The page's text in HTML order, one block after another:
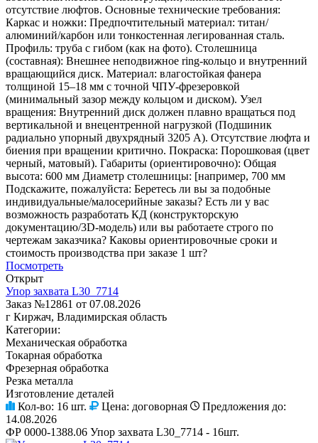
отсутствие люфтов. Основные технические требования:
Каркас и ножки: Предпочтительный материал: титан/
алюминий/карбон или тонкостенная легированная сталь.
Профиль: труба с гибом (как на фото). Столешница
(составная): Внешнее неподвижное ring-кольцо и внутренний
вращающийся диск. Материал: влагостойкая фанера
толщиной 15–18 мм с точной ЧПУ-фрезеровкой
(минимальный зазор между кольцом и диском). Узел
вращения: Внутренний диск должен плавно вращаться под
вертикальной и внецентренной нагрузкой (Подшиник
радиально упорный двухрядный 3205 А). Отсутствие люфта и
биения при вращении критично. Покраска: Порошковая (цвет
черный, матовый). Габариты (ориентировочно): Общая
высота: 600 мм Диаметр столешницы: [например, 700 мм
Подскажите, пожалуйста: Беретесь ли вы за подобные
индивидуальные/малосерийные заказы? Есть ли у вас
возможность разработать КД (конструкторскую
документацию/3D-модель) или вы работаете строго по
чертежам заказчика? Каковы ориентировочные сроки и
стоимость производства при заказе 1 шт?
Посмотреть
Открыт
Упор захвата L30_7714
Заказ №12861 от 07.08.2026
г Киржач, Владимирская область
Категории:
Механическая обработка
Токарная обработка
Фрезерная обработка
Резка металла
Изготовление деталей
Кол-во: 16 шт. Цена: договорная
Предложения до:
14.08.2026
ФР 0000-1388.06 Упор захвата L30_7714 - 16шт.